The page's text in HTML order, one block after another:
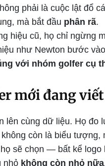
phải là cuộc lật đổ
mà bắt đầu phân rã.
hiệu cũ, họ chỉ ngừng
như Newton bước
với nhóm golfer cụ
mới đang
lên cùng dữ liệu. Họ
còn là biểu tượng,
sẽ chọn — bất kể
nhỏ không còn nhỏ nữa